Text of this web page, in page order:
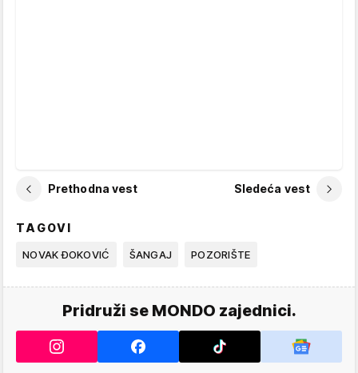
Prethodna vest Sledeća vest
TAGOVI
NOVAK ĐOKOVIĆ ŠANGAJ POZORIŠTE
Pridruži se MONDO zajednici.